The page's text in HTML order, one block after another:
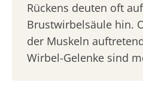
Rückens deuten oft
Brustwirbelsäule hin.
der Muskeln
Wirbel-Gelenke sind